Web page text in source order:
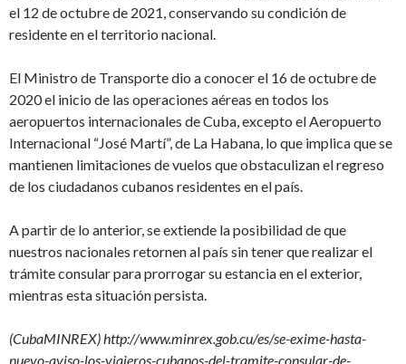
el 12 de octubre de 2021, conservando su condición de
residente en el territorio nacional.
El Ministro de Transporte dio a conocer el 16 de octubre de
2020 el inicio de las operaciones aéreas en todos los
aeropuertos internacionales de Cuba, excepto el Aeropuerto
Internacional “José Martí”, de La Habana, lo que implica que se
mantienen limitaciones de vuelos que obstaculizan el regreso
de los ciudadanos cubanos residentes en el país.
A partir de lo anterior, se extiende la posibilidad de que
nuestros nacionales retornen al país sin tener que realizar el
trámite consular para prorrogar su estancia en el exterior,
mientras esta situación persista.
(CubaMINREX) http://www.minrex.gob.cu/es/se-exime-hasta-
nuevo-aviso-los-viajeros-cubanos-del-tramite-consular-de-